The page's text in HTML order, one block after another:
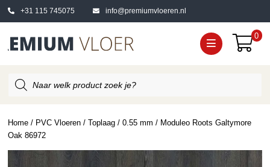
+31 115 745075 info@premiumvloeren.nl
0
zoeken
Home / PVC Vloeren /Toplaag /0.55 mm / Moduleo Roots Galtymore
Oak 86972